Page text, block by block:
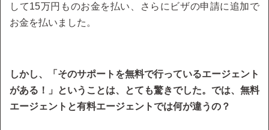
して15万円ものお金を払い、さらにビザの申請に追加で
お金を払いました。
しかし、「そのサポートを無料で行っているエージェント
がある！」ということは、とても驚きでした。では、無料
エージェントと有料エージェントでは何が違うの？